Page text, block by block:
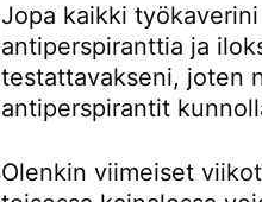
Jopa kaikki
antiperspiranttia ja
testattavakseni, joten
antiperspirantit
Olenkin viimeiset